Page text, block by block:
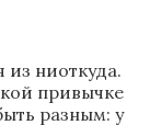
из ниоткуда.
привычке
разным: у